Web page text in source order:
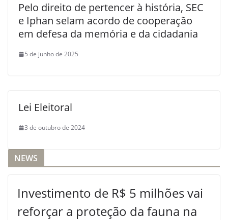
Pelo direito de pertencer à história, SEC
e Iphan selam acordo de cooperação
em defesa da memória e da cidadania
5 de junho de 2025
Lei Eleitoral
3 de outubro de 2024
NEWS
Investimento de R$ 5 milhões vai
reforçar a proteção da fauna na